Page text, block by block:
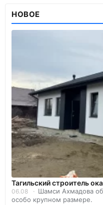
НОВОЕ
Тагильский строитель
06.08
Шамси Ахмадова
особо крупном размере.